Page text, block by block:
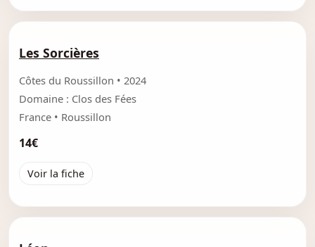
Les Sorcières
Côtes du Roussillon • 2024
Domaine : Clos des Fées
France • Roussillon
14€
Voir la fiche